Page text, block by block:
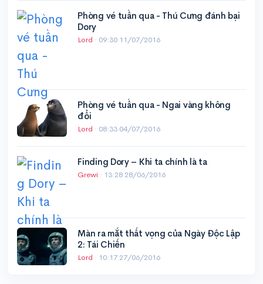
Phòng vé tuần qua - Thú Cưng đánh bại
Dory
Lord · 09:30 11/07/2016
Phòng vé tuần qua - Ngai vàng không
đổi
Lord · 08:33 04/07/2016
Finding Dory – Khi ta chính là ta
Grewi · 13:28 28/06/2016
Màn ra mắt thất vọng của Ngày Độc Lập
2: Tái Chiến
Lord · 10:17 27/06/2016